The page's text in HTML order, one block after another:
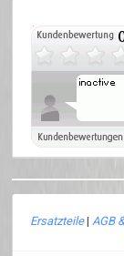
Ersatzteile| AGB